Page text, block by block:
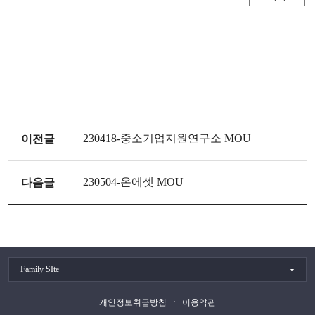
이전글 230418-중소기업지원연구소 MOU
다음글 230504-온에셋 MOU
Family SIte
개인정보취급방침 이용약관